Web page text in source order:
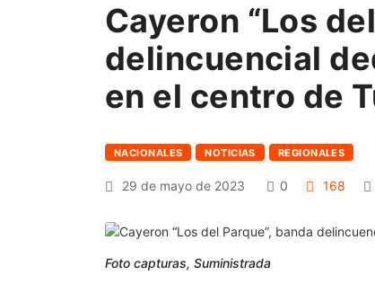
Cayeron “Los
delincuencial
en el centro de
NACIONALES NOTICIAS REGIONALES
29 de mayo de 2023 0 168
Foto capturas, Suministrada